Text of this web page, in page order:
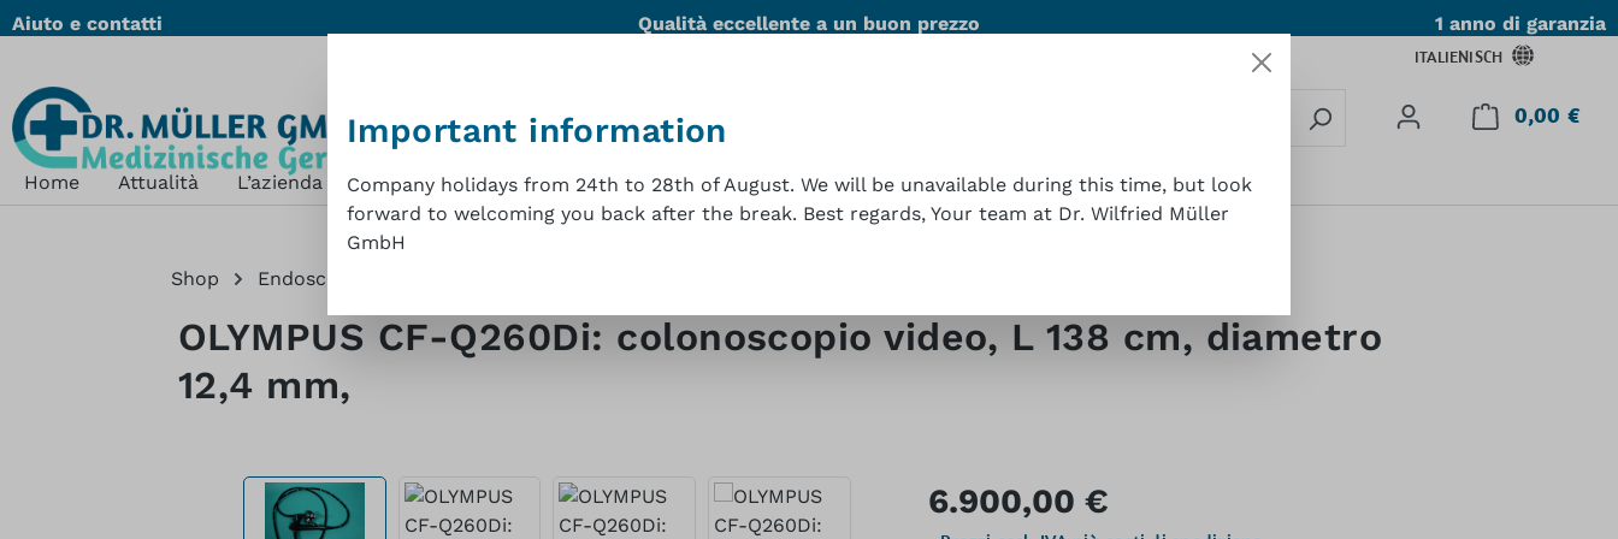
al contenuto principale
Salta alla ricerca
Passa alla navigazione principale
Aiuto e contatti Qualità eccellente a un buon prezzo 1 anno di garanzia
ITALIENISCH
0,00 €Il
Home Attualità L’azienda Shop Sostenibilità Team Referenze Assistenza tecnica Contatto
Shop Endoscopia flessibile
OLYMPUS CF-Q260Di: colonoscopio video, L 138 cm, diametro
12,4 mm,
Salta la galleria di immagini Prezzo normale:
6.900,00 €
Important information
Company holidays from 24th to 28th of August. We will be unavailable during this time, but look
forward to welcoming you back after the break. Best regards, Your team at Dr. Wilfried Müller
GmbH